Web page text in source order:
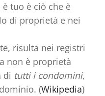
è tuo è ciò che è
di proprietà e nei
risulta nei registri
non è proprietà
di tutti i condomini,
(Wikipedia)